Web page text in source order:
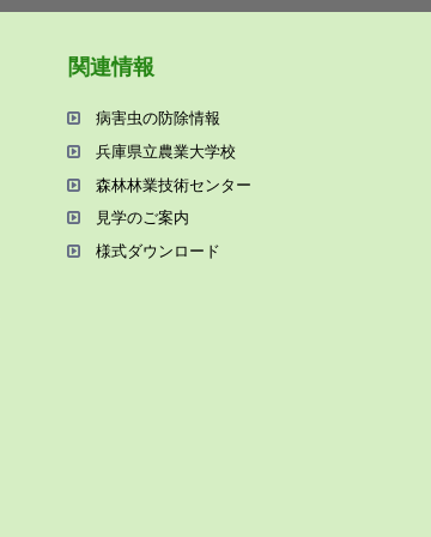
関連情報
病害⾍の防除情報
兵庫県⽴農業⼤学校
森林林業技術センター
⾒学のご案内
様式ダウンロード